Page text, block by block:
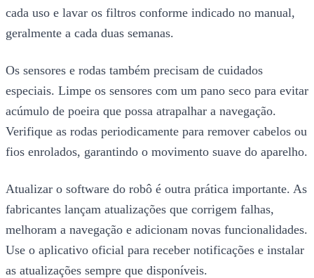
cada uso e lavar os filtros conforme indicado no manual,
geralmente a cada duas semanas.
Os sensores e rodas também precisam de cuidados
especiais. Limpe os sensores com um pano seco para evitar
acúmulo de poeira que possa atrapalhar a navegação.
Verifique as rodas periodicamente para remover cabelos ou
fios enrolados, garantindo o movimento suave do aparelho.
Atualizar o software do robô é outra prática importante. As
fabricantes lançam atualizações que corrigem falhas,
melhoram a navegação e adicionam novas funcionalidades.
Use o aplicativo oficial para receber notificações e instalar
as atualizações sempre que disponíveis.